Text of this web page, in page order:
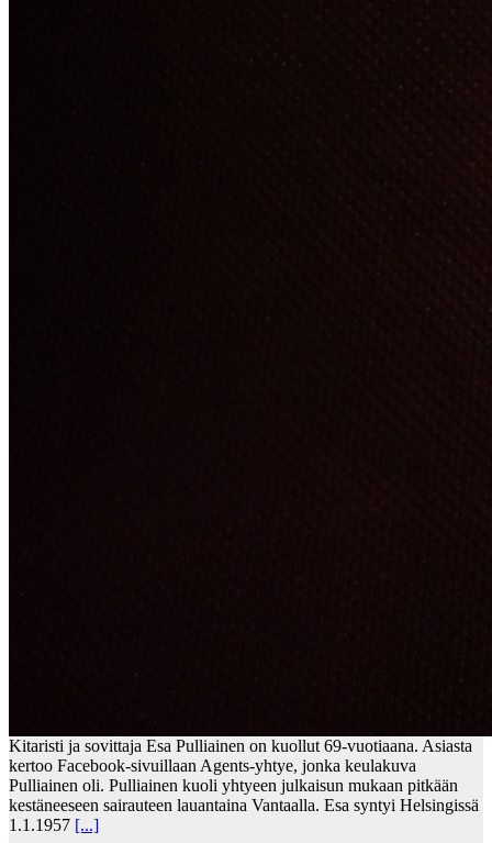
Kitaristi ja sovittaja Esa Pulliainen on kuollut 69-vuotiaana. Asiasta
kertoo Facebook-sivuillaan Agents-yhtye, jonka keulakuva
Pulliainen oli. Pulliainen kuoli yhtyeen julkaisun mukaan pitkään
kestäneeseen sairauteen lauantaina Vantaalla. Esa syntyi Helsingissä
1.1.1957 [...]